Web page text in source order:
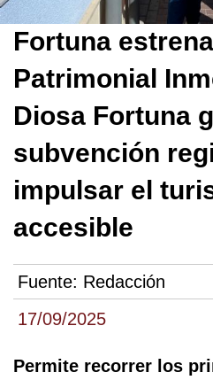
17/09/2025
Fortuna
Patrimonial
Diosa Fortuna
subvención
impulsar el
accesible
Fuente: Redacción
Permite recorrer los